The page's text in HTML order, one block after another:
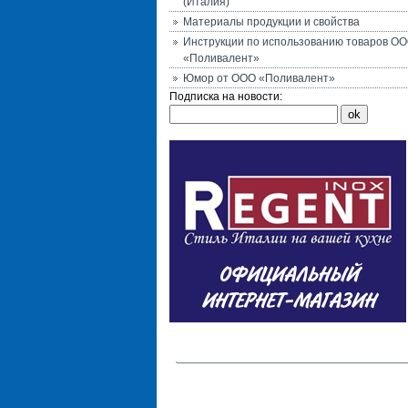
Материалы продукции и свойства
Инструкции по использованию товаров
«Поливалент»
Юмор от ООО «Поливалент»
Подписка на новости: